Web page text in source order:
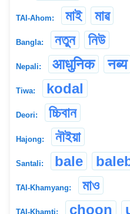
TAI-Ahom: মাই মাৱ
Bangla: নতুন নিউ
Nepali: आधुनिक नब्य
Tiwa: kodal
Deori: চ্চিবান
Hajong: নৗইয়া
Santali: bale
TAI-Khamyang: মাও
TAI-Khamti: choon